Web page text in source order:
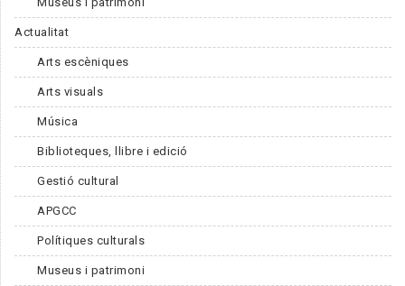
Actualitat
Arts escèniques
Arts visuals
Música
Biblioteques, llibre i edició
Gestió cultural
APGCC
Polítiques culturals
Museus i patrimoni